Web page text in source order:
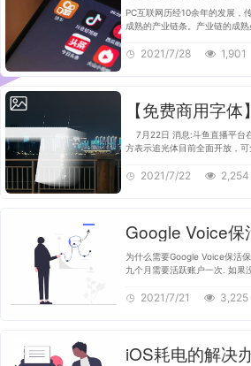
PC互联网历经10余年的发展，
成熟的产业链条。产业链的成
的预期，企业具备了向外…
2021/7/28 1,901
7月22日 消息:斗鱼直播平台
方表示追光体目前全面开放，可
的目标和…
2021/7/22 2,254
为什么需要Google Voice保活
九个月需要活跃账户一次. 如
打电话 +1(833)…
2021/7/21 3,225
iOS耗电的解决